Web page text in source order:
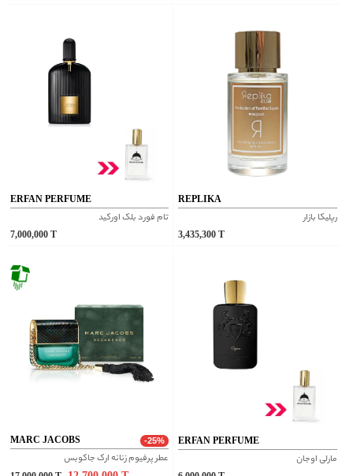
ERFAN PERFUME
تام فورد بلک اورکید
7,000,000
REPLIKA
رپلیکا بازار
3,435,300
MARC JACOBS -25%
عطر پرفیوم زنانه ارک جاکوبس
ERFAN PERFUME
مارلی اوجان